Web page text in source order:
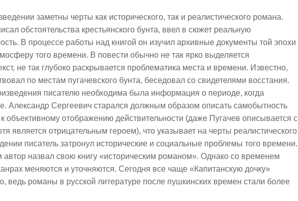
заметны черты как исторического, так и реалистического романа.
обстоятельства крестьянского бунта, ввел в сюжет реальную
В процессе работы над книгой он изучил архивные документы той эпохи
того времени. В повести обычно не так ярко выделяется
не так глубоко раскрывается проблематика места и времени. Известно,
по местам пугачевского бунта, беседовал со свидетелями восстания.
писателю необходима была информация о периоде, когда
Александр Сергеевич старался должным образом описать самобытность
объективному отображению действительности (даже Пугачев описывается с
является отрицательным героем), что указывает на черты реалистического
писатель затронул исторические и социальные проблемы того времени.
автор назвал свою книгу «историческим романом». Однако со временем
меняются и уточняются. Сегодня все чаще «Капитанскую дочку»
ведь романы в русской литературе после пушкинских времен стали более